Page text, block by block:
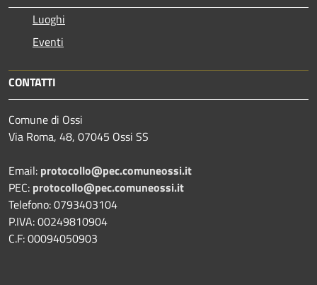
Luoghi
Eventi
CONTATTI
Comune di Ossi
Via Roma, 48, 07045 Ossi SS
Email: protocollo@pec.comuneossi.it
PEC: protocollo@pec.comuneossi.it
Telefono: 0793403104
P.IVA: 00249810904
C.F: 00094050903